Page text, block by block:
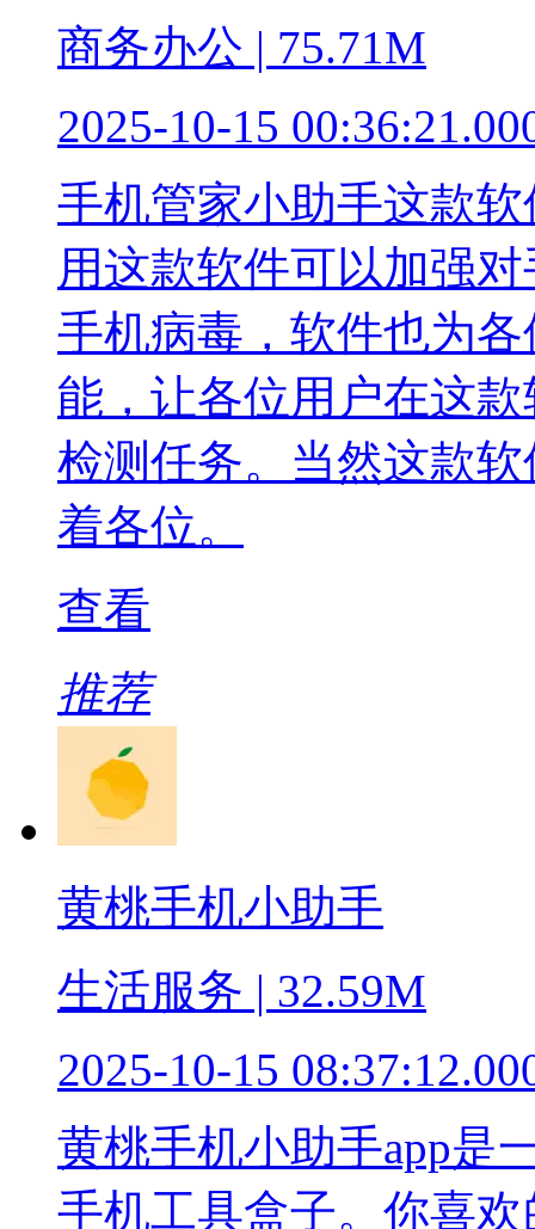
商务办公 | 75.71M
2025-10-15
手机管家小助手这款
用这款软件可以加强
手机病毒，软件也为
能，让各位用户在这
检测任务。当然这款
着各位。
查看
推荐
黄桃手机小助手
生活服务 | 32.59M
2025-10-15
黄桃手机小助手app是
手机工具盒子。你喜